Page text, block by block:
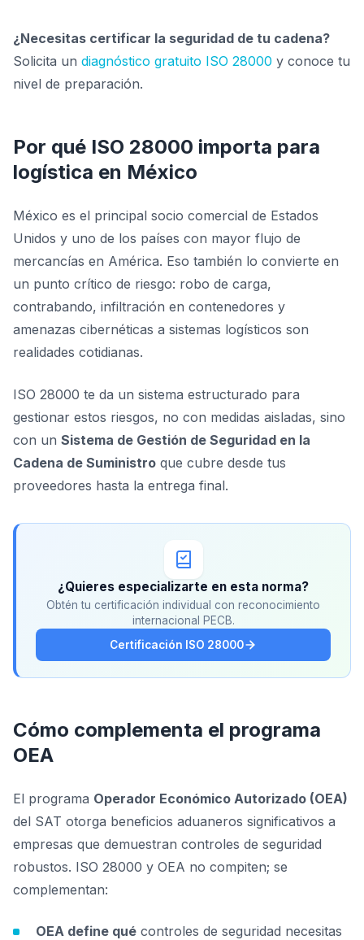
¿Necesitas certificar la seguridad de tu cadena?
Solicita un diagnóstico gratuito ISO 28000 y conoce tu
nivel de preparación.
Por qué ISO 28000 importa para
logística en México
México es el principal socio comercial de Estados
Unidos y uno de los países con mayor flujo de
mercancías en América. Eso también lo convierte en
un punto crítico de riesgo: robo de carga,
contrabando, infiltración en contenedores y
amenazas cibernéticas a sistemas logísticos son
realidades cotidianas.
ISO 28000 te da un sistema estructurado para
gestionar estos riesgos, no con medidas aisladas, sino
con un Sistema de Gestión de Seguridad en la
Cadena de Suministro que cubre desde tus
proveedores hasta la entrega final.
¿Quieres especializarte en esta norma?
Obtén tu certificación individual con reconocimiento
internacional PECB.
Certificación ISO 28000
Cómo complementa el programa
OEA
El programa Operador Económico Autorizado (OEA)
del SAT otorga beneficios aduaneros significativos a
empresas que demuestran controles de seguridad
robustos. ISO 28000 y OEA no compiten; se
complementan:
OEA define qué controles de seguridad necesitas